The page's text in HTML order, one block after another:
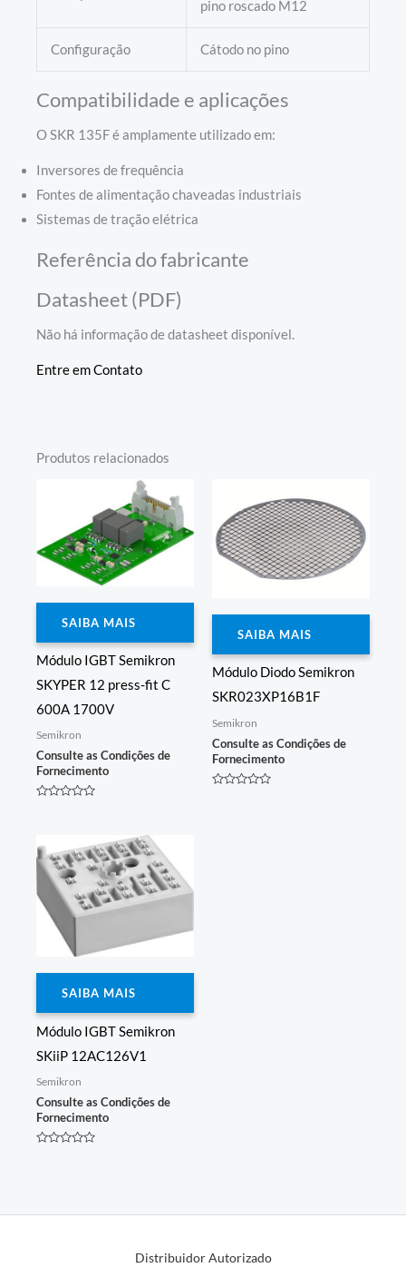
pino roscado M12
Configuração Cátodo no pino
Compatibilidade e aplicações
O SKR 135F é amplamente utilizado em:
Inversores de frequência
Fontes de alimentação chaveadas industriais
Sistemas de tração elétrica
Referência do fabricante
Datasheet (PDF)
Não há informação de datasheet disponível.
Entre em Contato
Produtos relacionados
SAIBA MAIS
Módulo IGBT Semikron
SKYPER 12 press-fit C
600A 1700V
Semikron
Consulte as Condições de
Fornecimento
SAIBA MAIS
Módulo Diodo Semikron
SKR023XP16B1F
Semikron
Consulte as Condições de
Fornecimento
SAIBA MAIS
Módulo IGBT Semikron
SKiiP 12AC126V1
Semikron
Consulte as Condições de
Fornecimento
Distribuidor Autorizado